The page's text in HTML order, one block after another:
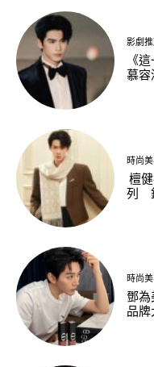
影劇
《
慕容
時尚
檀
列
時尚
鄧
品牌